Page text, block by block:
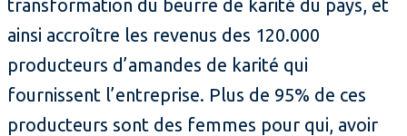
transformation du beurre de karité du pays, et
ainsi accroître les revenus des 120.000
producteurs d’amandes de karité qui
fournissent l’entreprise. Plus de 95% de ces
producteurs sont des femmes pour qui, avoir